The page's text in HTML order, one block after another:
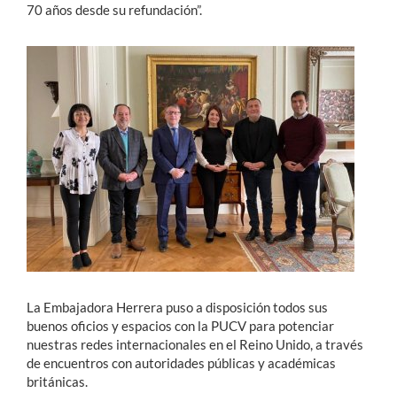
70 años desde su refundación”.
La Embajadora Herrera puso a disposición todos sus
buenos oficios y espacios con la PUCV para potenciar
nuestras redes internacionales en el Reino Unido, a través
de encuentros con autoridades públicas y académicas
británicas.